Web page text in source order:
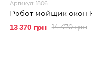
Артикул: 1806
Робот мойщик окон
14 470 грн
13 370 грн